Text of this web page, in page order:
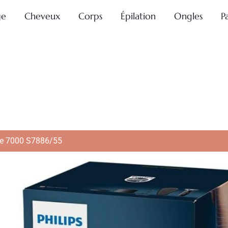
Cheveux Corps Épilation Ongles
7000 S7886/55